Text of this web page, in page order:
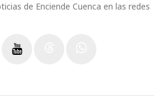
de Enciende Cuenca en las redes